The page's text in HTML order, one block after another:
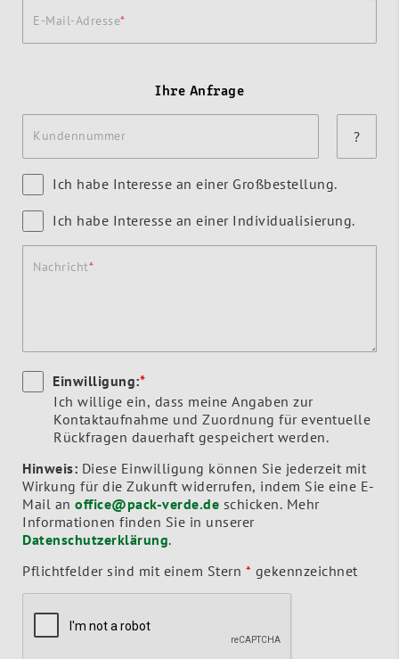
E-Mail-Adresse
Ihre Anfrage
Kundennummer ?
Ich habe Interesse an einer Großbestellung.
Ich habe Interesse an einer Individualisierung.
Nachricht
Einwilligung:*
Ich willige ein, dass meine Angaben zur
Kontaktaufnahme und Zuordnung für eventuelle
Rückfragen dauerhaft gespeichert werden.
Hinweis: Diese Einwilligung können Sie jederzeit mit
Wirkung für die Zukunft widerrufen, indem Sie eine E-
Mail an office@pack-verde.de
Informationen finden Sie in unserer
Datenschutzerklärung.
Pflichtfelder sind mit einem Stern * gekennzeichnet